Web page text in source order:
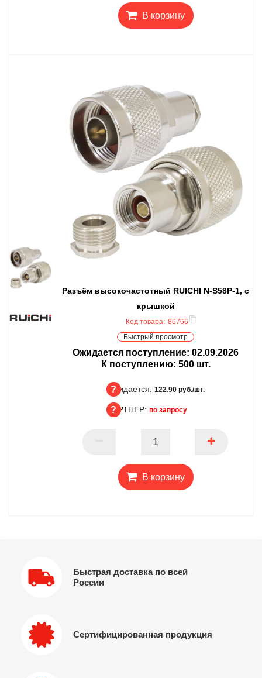
В корзину
Разъём высокочастотный RUICHI N-S58P-1, с
крышкой
Код товара: 86766
Быстрый просмотр
Ожидается поступление: 02.09.2026
К поступлению: 500шт.
Ожидается
Ожидается: 122.90 руб./шт.
ПАРТНЕР: по запросу
В корзину
Быстрая доставка по всей
России
Сертифицированная продукция